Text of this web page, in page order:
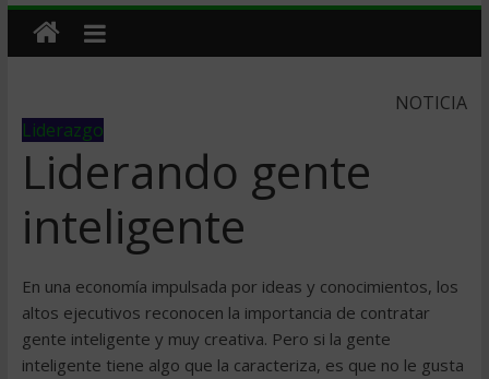
NOTICIA
Liderazgo
Liderando gente
inteligente
En una economía impulsada por ideas y conocimientos, los
altos ejecutivos reconocen la importancia de contratar
gente inteligente y muy creativa. Pero si la gente
inteligente tiene algo que la caracteriza, es que no le gusta